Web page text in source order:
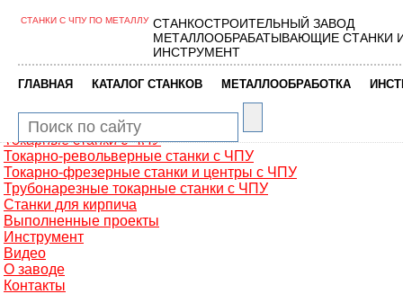
Главная
Фрезерные обрабатывающие центры
Сверлильно-фрезерные станки
Промышленные роботы манипуляторы
Токарные автоматы с ЧПУ
Токарные станки с ЧПУ
Токарно-револьверные станки с ЧПУ
Токарно-фрезерные станки и центры с ЧПУ
Трубонарезные токарные станки с ЧПУ
Станки для кирпича
Выполненные проекты
Инструмент
Видео
О заводе
Контакты
СТАНКИ С ЧПУ ПО МЕТАЛЛУ СТАНКОСТРОИТЕЛЬНЫЙ ЗАВОД
МЕТАЛЛООБРАБАТЫВАЮЩИЕ СТАНКИ
ИНСТРУМЕНТ
ГЛАВНАЯ КАТАЛОГ СТАНКОВ МЕТАЛЛООБРАБОТКА